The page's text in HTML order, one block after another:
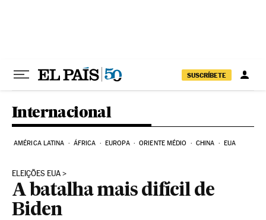
SUSCRÍBETE
Internacional
AMÉRICA LATINA ÁFRICA EUROPA ORIENTE MÉDIO CHINA EUA
ELEIÇÕES EUA
A batalha mais difícil de
Biden